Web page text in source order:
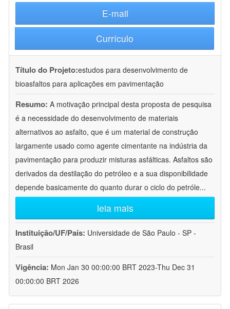
E-mail
Currículo
Título do Projeto:estudos para desenvolvimento de
bioasfaltos para aplicações em pavimentação
Resumo: A motivação principal desta proposta de pesquisa
é a necessidade do desenvolvimento de materiais
alternativos ao asfalto, que é um material de construção
largamente usado como agente cimentante na indústria da
pavimentação para produzir misturas asfálticas. Asfaltos são
derivados da destilação do petróleo e a sua disponibilidade
depende basicamente do quanto durar o ciclo do petróle...
leia mais
Instituição/UF/País: Universidade de São Paulo - SP -
Brasil
Vigência: Mon Jan 30 00:00:00 BRT 2023-Thu Dec 31
00:00:00 BRT 2026